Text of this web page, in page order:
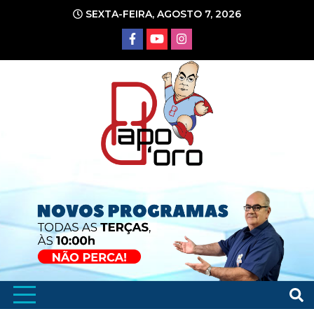
conteúdo
SEXTA-FEIRA, AGOSTO 7, 2026